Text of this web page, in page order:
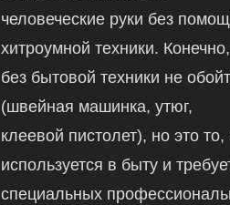
человеческие руки без
хитроумной техники. Конечно,
без бытовой техники не
(швейная машинка, утюг,
клеевой пистолет), но это то,
используется в быту и
специальных